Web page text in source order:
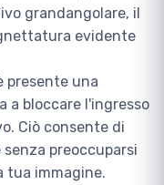
grandangolare, il
evidente
presente una
a bloccare l'ingresso
Ciò consente di
preoccuparsi
tua immagine.